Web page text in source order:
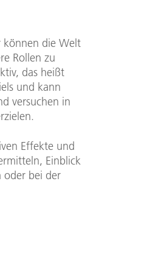
können die Welt
Rollen zu
das heißt
und kann
versuchen in
Effekte und
Einblick
oder bei der